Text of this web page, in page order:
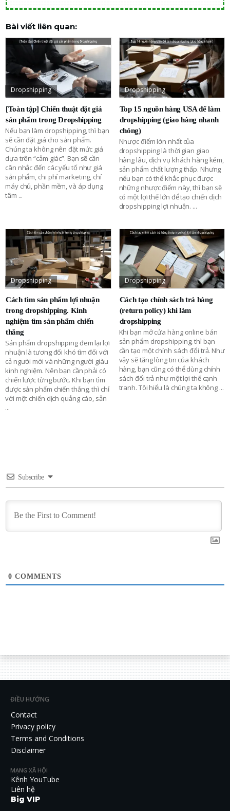
Bài viết liên quan:
Dropshipping
[Toàn tập] Chiến thuật đặt giá
sản phẩm trong Dropshipping
Nếu bạn làm dropshipping, thì bạn
sẽ cần đặt giá cho sản phẩm.
Chúng ta không nên đặt mức giá
dựa trên “cảm giác”. Bạn sẽ cần
cân nhắc đến các yếu tố như giá
sản phẩm, chi phí marketing, chí
máy chủ, phần mềm, và áp dụng
tâm ...
Dropshipping
Top 15 nguồn hàng USA để làm
dropshipping (giao hàng nhanh
chóng)
Nhược điểm lớn nhất của
dropshipping là thời gian giao
hàng lâu, dịch vụ khách hàng kém,
sản phẩm chất lượng thấp. Nhưng
nếu bạn có thể khắc phục được
những nhược điểm này, thì bạn sẽ
có một lợi thế lớn để tạo chiến dịch
dropshipping lợi nhuận. ...
Dropshipping
Cách tìm sản phẩm lợi nhuận
trong dropshipping. Kinh
nghiệm tìm sản phẩm chiến
thắng
Sản phẩm dropshipping đem lại lợi
nhuận là tương đối khó tìm đối với
cả người mới và những người giàu
kinh nghiệm. Nên bạn cần phải có
chiến lược từng bước. Khi bạn tìm
được sản phẩm chiến thắng, thì chỉ
với một chiến dịch quảng cáo, sản
...
Dropshipping
Cách tạo chính sách trả hàng
(return policy) khi làm
dropshipping
Khi bạn mở cửa hàng online bán
sản phẩm dropshipping, thì bạn
cần tạo một chính sách đổi trả. Như
vậy sẽ tăng lòng tin của khách
hàng, bạn cũng có thể dùng chính
sách đổi trả như một lợi thế cạnh
tranh. Tôi hiểu là chúng ta không ...
Subscribe
0 COMMENTS
ĐIỀU HƯỚNG
Contact
Privacy policy
Terms and Conditions
Disclaimer
MẠNG XÃ HỘI
Kênh YouTube
Liên hệ
Big VIP